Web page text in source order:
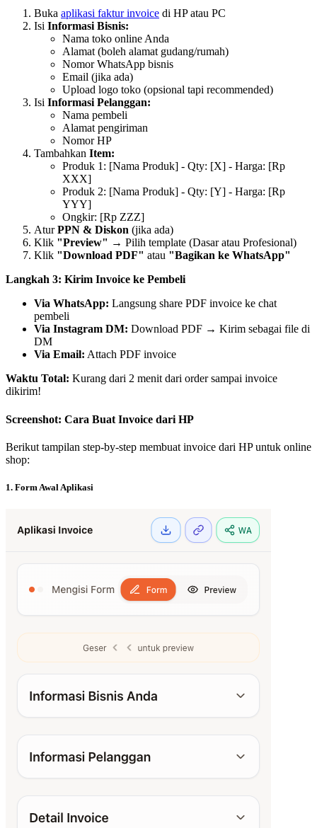
Buka aplikasi faktur invoice di HP atau PC
Isi Informasi Bisnis:
Nama toko online Anda
Alamat (boleh alamat gudang/rumah)
Nomor WhatsApp bisnis
Email (jika ada)
Upload logo toko (opsional tapi recommended)
Isi Informasi Pelanggan:
Nama pembeli
Alamat pengiriman
Nomor HP
Tambahkan Item:
Produk 1: [Nama Produk] - Qty: [X] - Harga: [Rp
XXX]
Produk 2: [Nama Produk] - Qty: [Y] - Harga: [Rp
YYY]
Ongkir: [Rp ZZZ]
AturPPN & Diskon (jika ada)
Klik "Preview" → Pilih template (Dasar atau Profesional)
Klik "Download PDF" atau "Bagikan ke WhatsApp"
Langkah 3: Kirim Invoice ke Pembeli
Via WhatsApp: Langsung share PDF invoice ke chat
pembeli
Via Instagram DM: Download PDF → Kirim sebagai file di
DM
Via Email: Attach PDF invoice
Waktu Total: Kurang dari 2 menit dari order sampai invoice
dikirim!
Screenshot: Cara Buat Invoice dari HP
Berikut tampilan step-by-step membuat invoice dari HP untuk online
shop:
1. Form Awal Aplikasi